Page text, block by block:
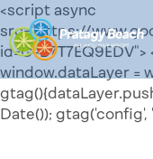
<script async
src="https://
id=G-
window.dataLayer =
Date()); gtag('config',